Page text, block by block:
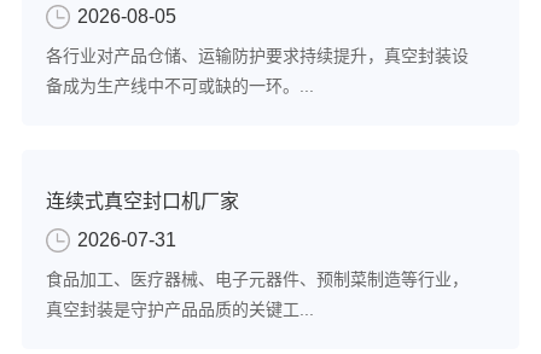
2026-08-05
各行业对产品仓储、运输防护要求持续提升，真空封装设
备成为生产线中不可或缺的一环。...
连续式真空封口机厂家
2026-07-31
食品加工、医疗器械、电子元器件、预制菜制造等行业，
真空封装是守护产品品质的关键工...